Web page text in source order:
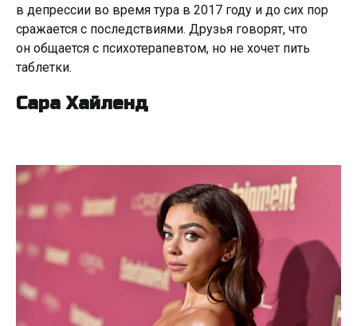
в депрессии во время тура в 2017 году и до сих пор
сражается с последствиями. Друзья говорят, что
он общается с психотерапевтом, но не хочет пить
таблетки.
Сара Хайленд